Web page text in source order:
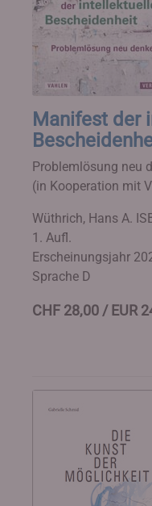
Manifest der
Problemlösung neu
(in Kooperation mit
Wüthrich, Hans A.
1. Aufl.
Erscheinungsjahr
Sprache D
CHF 28,00 / EUR